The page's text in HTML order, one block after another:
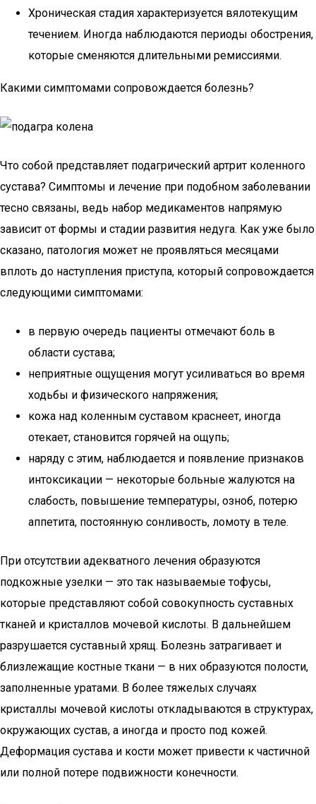
Хроническая стадия характеризуется вялотекущим
течением. Иногда наблюдаются периоды обострения,
которые сменяются длительными ремиссиями.
Какими симптомами сопровождается болезнь?
Что собой представляет подагрический артрит коленного
сустава? Симптомы и лечение при подобном заболевании
тесно связаны, ведь набор медикаментов напрямую
зависит от формы и стадии развития недуга. Как уже было
сказано, патология может не проявляться месяцами
вплоть до наступления приступа, который сопровождается
следующими симптомами:
в первую очередь пациенты отмечают боль в
области сустава;
неприятные ощущения могут усиливаться во время
ходьбы и физического напряжения;
кожа над коленным суставом краснеет, иногда
отекает, становится горячей на ощупь;
наряду с этим, наблюдается и появление признаков
интоксикации — некоторые больные жалуются на
слабость, повышение температуры, озноб, потерю
аппетита, постоянную сонливость, ломоту в теле.
При отсутствии адекватного лечения образуются
подкожные узелки — это так называемые тофусы,
которые представляют собой совокупность суставных
тканей и кристаллов мочевой кислоты. В дальнейшем
разрушается суставный хрящ. Болезнь затрагивает и
близлежащие костные ткани — в них образуются полости,
заполненные уратами. В более тяжелых случаях
кристаллы мочевой кислоты откладываются в структурах,
окружающих сустав, а иногда и просто под кожей.
Деформация сустава и кости может привести к частичной
или полной потере подвижности конечности.